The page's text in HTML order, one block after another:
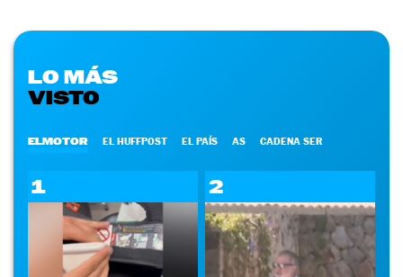
LO MÁS
VISTO
ELMOTOR EL HUFFPOST EL PAÍS AS CADENA SER
1 2